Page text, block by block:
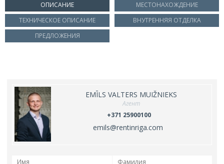
ОПИСАНИЕ
МЕСТОНАХОЖДЕНИЕ
ТЕХНИЧЕСКОЕ ОПИСАНИЕ
ВНУТРЕННЯЯ ОТДЕЛКА
ПРЕДЛОЖЕНИЯ
EMĪLS VALTERS MUIŽNIEKS
Агент
+371 25900100
emils@rentinriga.com